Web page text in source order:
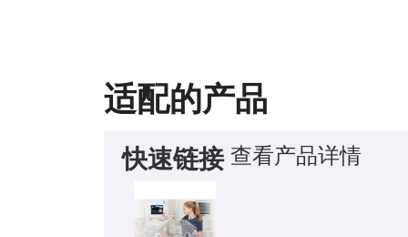
适配的产品
快速链接 查看产品详情